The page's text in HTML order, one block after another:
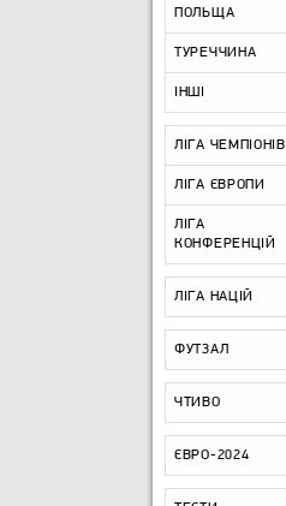
ПОЛЬЩА
ТУРЕЧЧИНА
ІНШІ
ЛІГА ЧЕМПІОНІВ
ЛІГА ЄВРОПИ
ЛІГА
КОНФЕРЕНЦІЙ
ЛІГА НАЦІЙ
ФУТЗАЛ
ЧТИВО
ЄВРО-2024